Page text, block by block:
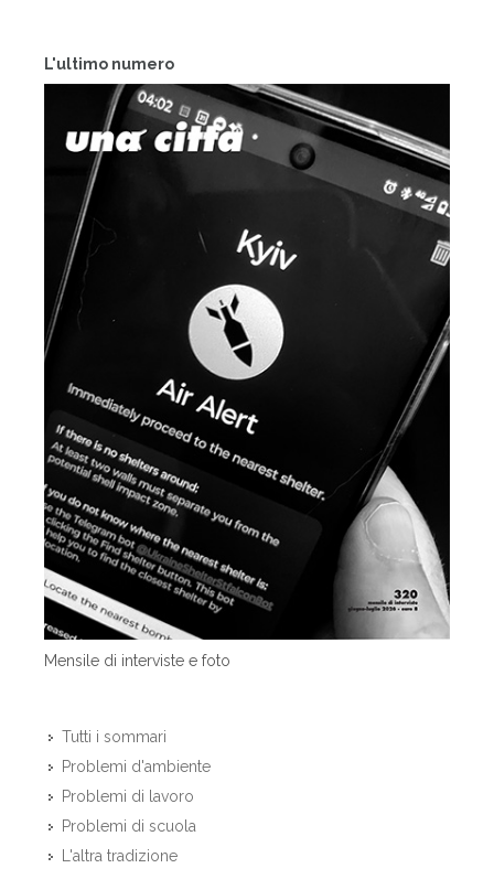
L'ultimo numero
Mensile di interviste e foto
Tutti i sommari
Problemi d'ambiente
Problemi di lavoro
Problemi di scuola
L'altra tradizione